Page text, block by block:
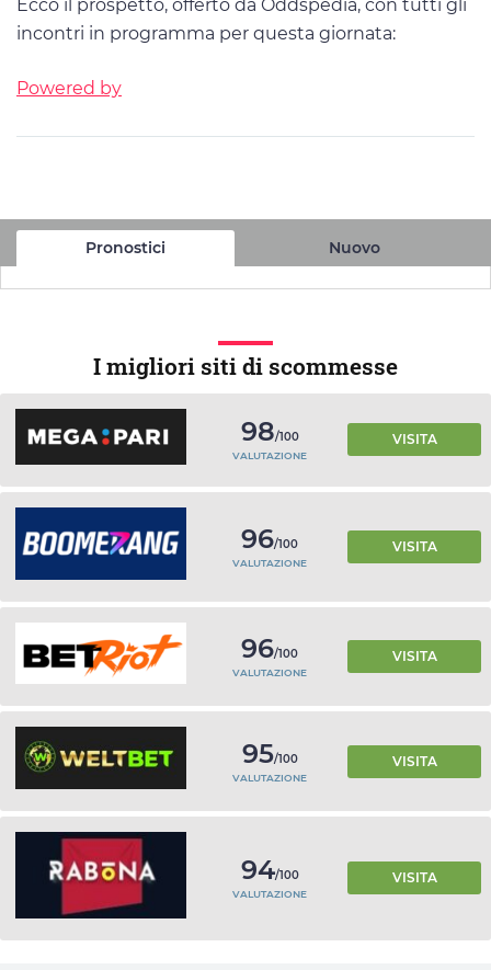
Ecco il prospetto, offerto da Oddspedia, con tutti gli
incontri in programma per questa giornata:
Powered by
Pronostici Nuovo
I migliori siti di scommesse
98/100
VALUTAZIONE
VISITA
96/100
VALUTAZIONE
VISITA
96/100
VALUTAZIONE
VISITA
95/100
VALUTAZIONE
VISITA
94/100
VALUTAZIONE
VISITA